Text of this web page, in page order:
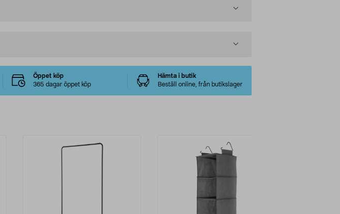
Öppet köp
365 dagar öppet köp
Hämta i butik
Beställ online, från butikslager